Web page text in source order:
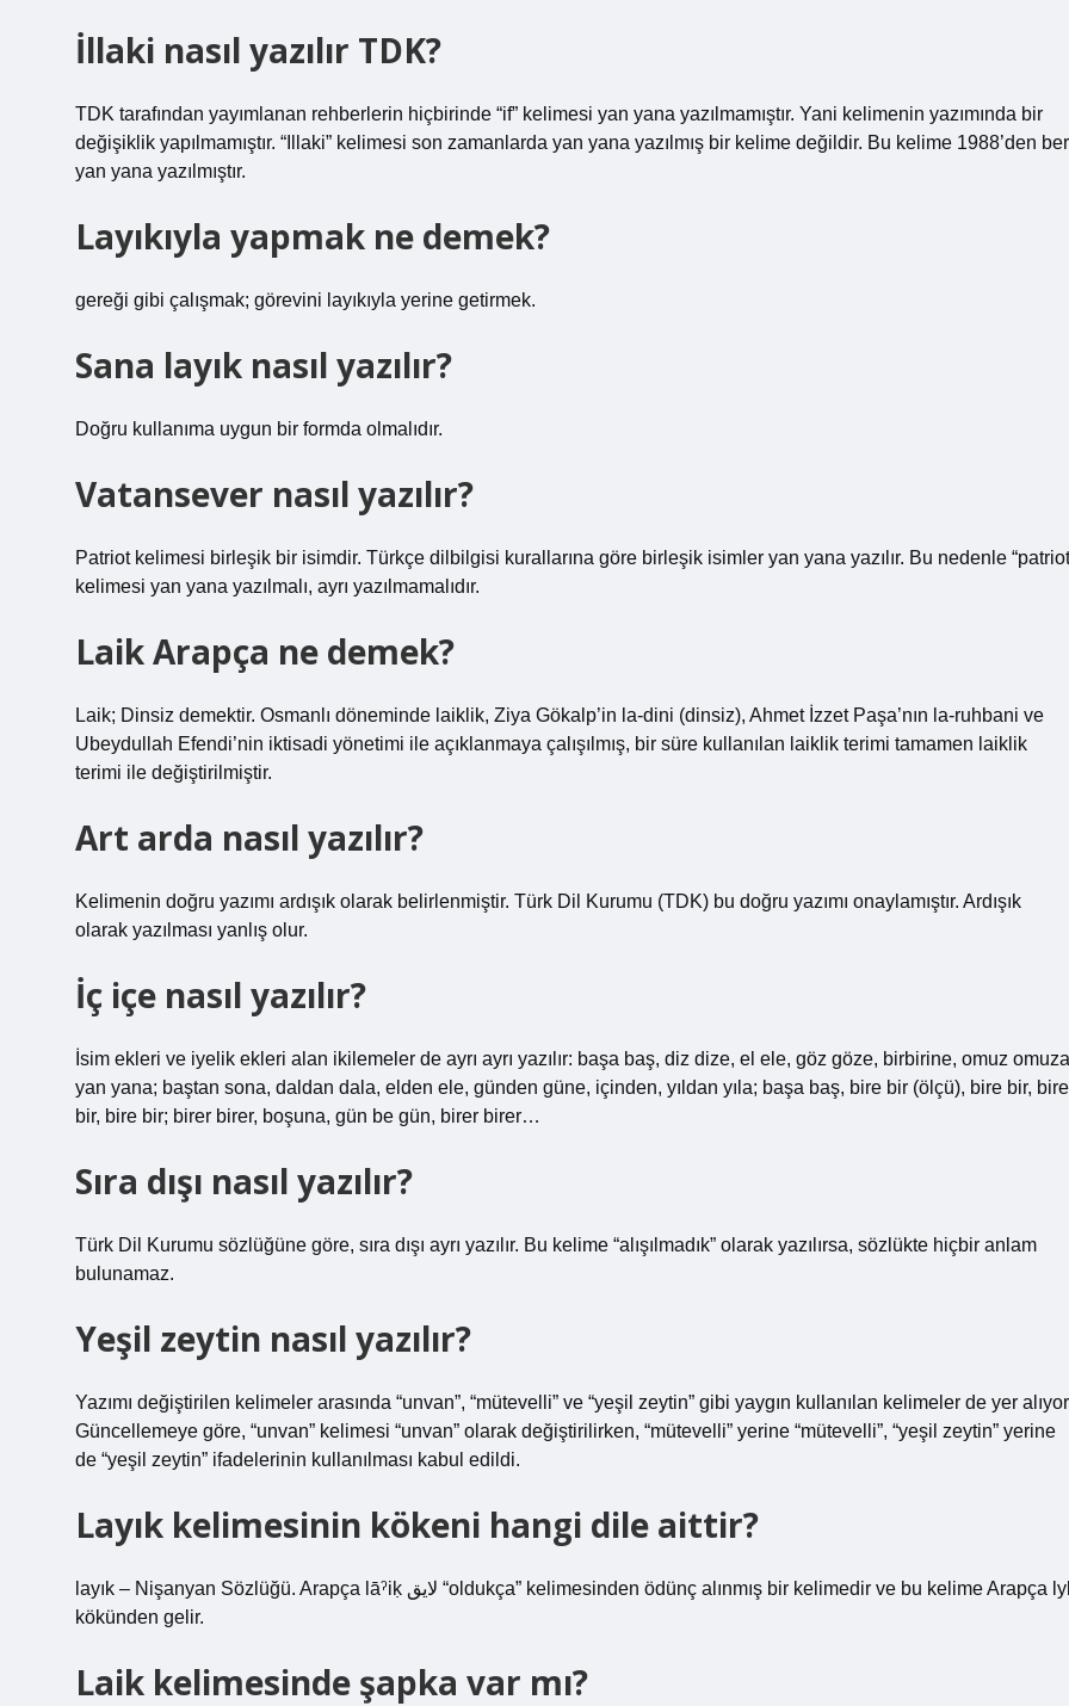
İllaki nasıl yazılır TDK?
TDK tarafından yayımlanan rehberlerin hiçbirinde “if” kelimesi yan yana yazılmamıştır. Yani kelimenin yazımında bir
değişiklik yapılmamıştır. “Illaki” kelimesi son zamanlarda yan yana yazılmış bir kelime değildir. Bu kelime 1988’den
yan yana yazılmıştır.
Layıkıyla yapmak ne demek?
gereği gibi çalışmak; görevini layıkıyla yerine getirmek.
Sana layık nasıl yazılır?
Doğru kullanıma uygun bir formda olmalıdır.
Vatansever nasıl yazılır?
Patriot kelimesi birleşik bir isimdir. Türkçe dilbilgisi kurallarına göre birleşik isimler yan yana yazılır. Bu nedenle
kelimesi yan yana yazılmalı, ayrı yazılmamalıdır.
Laik Arapça ne demek?
Laik; Dinsiz demektir. Osmanlı döneminde laiklik, Ziya Gökalp’in la-dini (dinsiz), Ahmet İzzet Paşa’nın la-ruhbani ve
Ubeydullah Efendi’nin iktisadi yönetimi ile açıklanmaya çalışılmış, bir süre kullanılan laiklik terimi tamamen laiklik
terimi ile değiştirilmiştir.
Art arda nasıl yazılır?
Kelimenin doğru yazımı ardışık olarak belirlenmiştir. Türk Dil Kurumu (TDK) bu doğru yazımı onaylamıştır. Ardışık
olarak yazılması yanlış olur.
İç içe nasıl yazılır?
İsim ekleri ve iyelik ekleri alan ikilemeler de ayrı ayrı yazılır: başa baş, diz dize, el ele, göz göze, birbirine, omuz
yan yana; baştan sona, daldan dala, elden ele, günden güne, içinden, yıldan yıla; başa baş, bire bir (ölçü), bire bir, bire
bir, bire bir; birer birer, boşuna, gün be gün, birer birer…
Sıra dışı nasıl yazılır?
Türk Dil Kurumu sözlüğüne göre, sıra dışı ayrı yazılır. Bu kelime “alışılmadık” olarak yazılırsa, sözlükte hiçbir anlam
bulunamaz.
Yeşil zeytin nasıl yazılır?
Yazımı değiştirilen kelimeler arasında “unvan”, “mütevelli” ve “yeşil zeytin” gibi yaygın kullanılan kelimeler de yer
Güncellemeye göre, “unvan” kelimesi “unvan” olarak değiştirilirken, “mütevelli” yerine “mütevelli”, “yeşil zeytin” yerine
de “yeşil zeytin” ifadelerinin kullanılması kabul edildi.
Layık kelimesinin kökeni hangi dile aittir?
layık – Nişanyan Sözlüğü. Arapça lāˀiḳ لايق “oldukça” kelimesinden ödünç alınmış bir kelimedir ve bu kelime Arapça lyḳ
kökünden gelir.
Laik kelimesinde şapka var mı?